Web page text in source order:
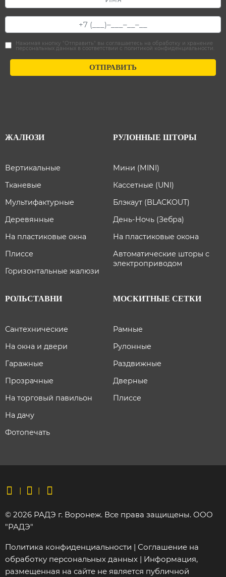
Нажимая кнопку "Отправить" вы соглашаетесь на обработку и хранение
персональных данных в соответствии с политикой конфиденциальности
ОТПРАВИТЬ
ЖАЛЮЗИ
Вертикальные
Тканевые
Мультифактурные
Деревянные
На пластиковые окна
Плиссе
Горизонтальные жалюзи
РУЛОННЫЕ ШТОРЫ
Мини (MINI)
Кассетные (UNI)
Блэкаут (BLACKOUT)
День-Ночь (Зебра)
На пластиковые окона
Автоматические шторы с
электроприводом
РОЛЬСТАВНИ
Сантехнические
На окна и двери
Гаражные
Прозрачные
На торговый павильон
На дачу
Фотопечать
МОСКИТНЫЕ СЕТКИ
Рамные
Рулонные
Раздвижные
Дверные
Плиссе
© 2026 РАДЭ г. Воронеж. Все права защищены. ООО
"РАДЭ"
Политика конфиденциальности | Соглашение на
обработку персональных данных | Информация,
размещенная на сайте не является публичной